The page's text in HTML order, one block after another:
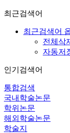
최근검색어
최근검색어
전체삭
자동저
인기검색어
통합검색
국내학술논문
학위논문
해외학술논문
학술지